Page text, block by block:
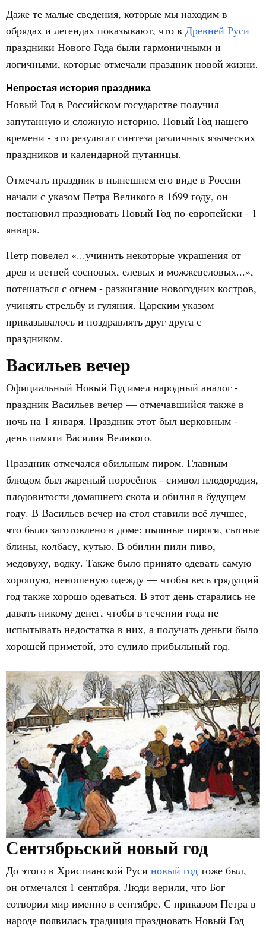
Даже те малые сведения, которые мы находим в
обрядах и легендах показывают, что в Древней Руси
праздники Нового Года были гармоничными и
логичными, которые отмечали праздник новой жизни.
Непростая история праздника
Новый Год в Российском государстве получил
запутанную и сложную историю. Новый Год нашего
времени - это результат синтеза различных языческих
праздников и календарной путаницы.
Отмечать праздник в нынешнем его виде в России
начали с указом Петра Великого в 1699 году, он
постановил праздновать Новый Год по-европейски - 1
января.
Петр повелел «...учинить некоторые украшения от
древ и ветвей сосновых, елевых и можжевеловых...»,
потешаться с огнем - разжигание новогодних костров,
учинять стрельбу и гуляния. Царским указом
приказывалось и поздравлять друг друга с
праздником.
Васильев вечер
Официальный Новый Год имел народный аналог -
праздник Васильев вечер — отмечавшийся также в
ночь на 1 января. Праздник этот был церковным -
день памяти Василия Великого.
Праздник отмечался обильным пиром. Главным
блюдом был жареный поросёнок - символ плодородия,
плодовитости домашнего скота и обилия в будущем
году. В Васильев вечер на стол ставили всё лучшее,
что было заготовлено в доме: пышные пироги, сытные
блины, колбасу, кутью. В обилии пили пиво,
медовуху, водку. Также было принято одевать самую
хорошую, неношеную одежду — чтобы весь грядущий
год также хорошо одеваться. В этот день старались не
давать никому денег, чтобы в течении года не
испытывать недостатка в них, а получать деньги было
хорошей приметой, это сулило прибыльный год.
Сентябрьский новый год
До этого в Христианской Руси новый год тоже был,
он отмечался 1 сентября. Люди верили, что Бог
сотворил мир именно в сентябре. С приказом Петра в
народе появилась традиция праздновать Новый Год